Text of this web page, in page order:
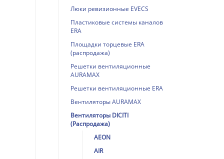
Люки ревизионные EVECS
Пластиковые системы каналов
ERA
Площадки торцевые ERA
(распродажа)
Решетки вентиляционные
AURAMAX
Решетки вентиляционные ERA
Вентиляторы AURAMAX
Вентиляторы DICITI
(Распродажа)
AEON
AIR